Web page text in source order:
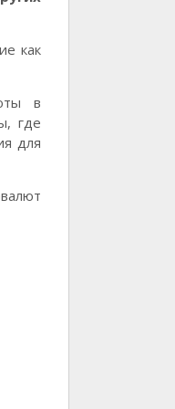
как
в
где
для